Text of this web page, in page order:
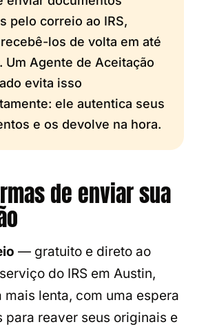
pelo correio ao IRS,
los de volta em até
. Um Agente de Aceitação
evita isso
ele autentica seus
e os devolve na hora.
de enviar sua
— gratuito e direto ao
do IRS em Austin,
mais lenta, com uma espera
para reaver seus originais e